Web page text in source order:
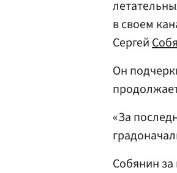
в своем
Сергей
Он
«За
Собянин